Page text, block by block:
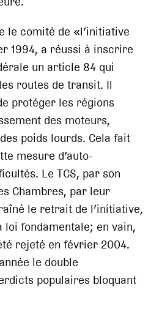
le comité de «l’initiative
1994, a réussi à inscrire
un article 84 qui
routes de transit. Il
protéger les régions
des moteurs,
poids lourds. Cela fait
mesure d’auto-
Le TCS, par son
Chambres, par leur
le retrait de l’initiative,
fondamentale; en vain,
rejeté en février 2004.
le double
populaires bloquant